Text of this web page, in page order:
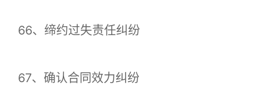
66、缔约过失责任纠纷
67、确认合同效力纠纷